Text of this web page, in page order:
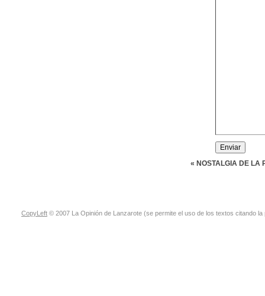
« NOSTALGIA DE LA
CopyLeft © 2007 La Opinión de Lanzarote (se permite el uso de los textos citando